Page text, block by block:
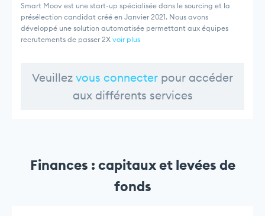
Smart Moov est une start-up spécialisée dans le sourcing et la
présélection candidat créé en Janvier 2021. Nous avons
développé une solution automatisée permettant aux équipes
recrutements de passer 2X voir plus
Veuillez vous connecter pour accéder
aux différents services
Finances : capitaux et levées de
fonds